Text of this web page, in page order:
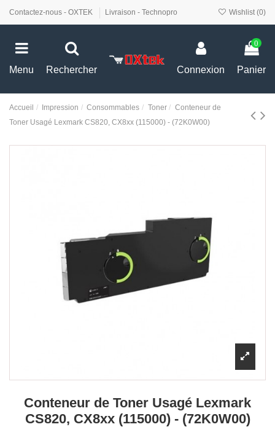
Contactez-nous - OXTEK Livraison - Technopro Wishlist (0)
Menu Rechercher Connexion
0
Panier
Accueil Impression Consommables Toner
Conteneur de
Toner Usagé Lexmark CS820, CX8xx (115000) - (72K0W00)
Conteneur de Toner Usagé Lexmark
CS820, CX8xx (115000) - (72K0W00)